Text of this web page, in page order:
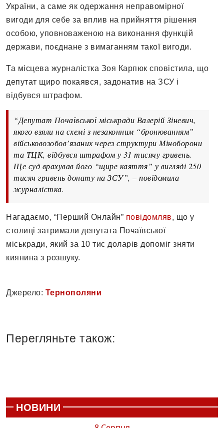
України, а саме як одержання неправомірної
вигоди для себе за вплив на прийняття рішення
особою, уповноваженою на виконання функцій
держави, поєднане з вимаганням такої вигоди.
Та місцева журналістка Зоя Карпюк сповістила, що
депутат щиро покаявся, задонатив на ЗСУ і
відбувся штрафом.
“Депутат Почаївської міськради Валерій Зіневич,
якого взяли на схемі з незаконним “бронюванням”
військовозобов’язаних через структури Міноборони
та ТЦК, відбувся штрафом у 31 тисячу гривень.
Ще суд врахував його “щире каяття” у вигляді 250
тисяч гривень донату на ЗСУ”, – повідомила
журналістка.
Нагадаємо, “Перший Онлайн” повідомляв, що у
столиці затримали депутата Почаївської
міськради, який за 10 тис доларів допоміг зняти
киянина з розшуку.
Джерело: Тернополяни
Перегляньте також:
НОВИНИ